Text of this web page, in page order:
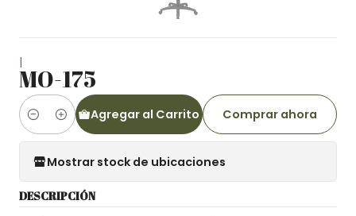
|
MO-175
Cantidad
Agregar al Carrito Comprar ahora
Mostrar stock de ubicaciones
DESCRIPCIÓN